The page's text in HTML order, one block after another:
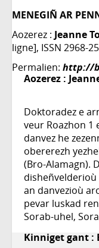
MENEGIÑ AR
Aozerez : Jeanne
ligne], ISSN 2968-
Permalien: http://
Aozerez :
Doktoradez e
veur Roazhon 1
danvez he
obererezh
(Bro-Alamagn).
an danvezioù
pevar luskad
Sorab-uhel,
Kinniget gant :